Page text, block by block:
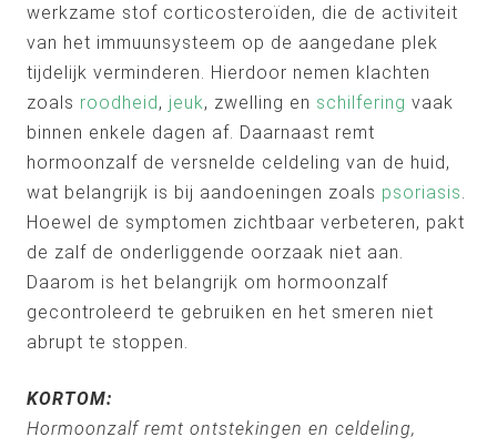
werkzame stof corticosteroïden, die de activiteit
van het immuunsysteem op de aangedane plek
tijdelijk verminderen. Hierdoor nemen klachten
zoals roodheid, jeuk, zwelling en schilfering vaak
binnen enkele dagen af. Daarnaast remt
hormoonzalf de versnelde celdeling van de huid,
wat belangrijk is bij aandoeningen zoals psoriasis.
Hoewel de symptomen zichtbaar verbeteren, pakt
de zalf de onderliggende oorzaak niet aan.
Daarom is het belangrijk om hormoonzalf
gecontroleerd te gebruiken en het smeren niet
abrupt te stoppen.
KORTOM:
Hormoonzalf remt ontstekingen en celdeling,